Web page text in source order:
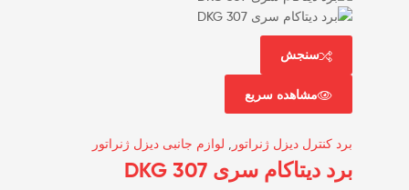
سنجش
مشاهده سریع
برد کنترل دیزل ژنراتور لوازم جانبی دیزل ژنراتور
برد دیتاکام سری DKG 307